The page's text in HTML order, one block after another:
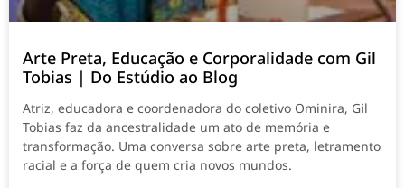
Arte Preta, Educação e Corporalidade com Gil
Tobias | Do Estúdio ao Blog
Atriz, educadora e coordenadora do coletivo Ominira, Gil
Tobias faz da ancestralidade um ato de memória e
transformação. Uma conversa sobre arte preta, letramento
racial e a força de quem cria novos mundos.